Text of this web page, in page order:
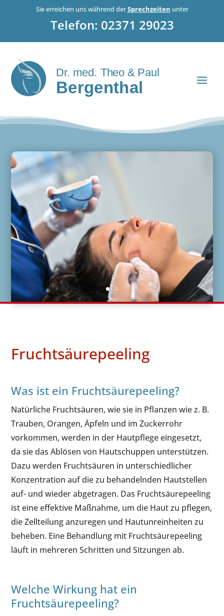
Sie erreichen uns während derSprechzeiten unter
Telefon: 02371 29023
Fruchtsäurepeeling
Was ist ein Fruchtsäurepeeling?
Natürliche Fruchtsäuren, wie sie in Pflanzen wie z. B.
Trauben, Orangen, Äpfeln und im Zuckerrohr
vorkommen, werden in der Hautpflege eingesetzt,
da sie das Ablösen von Hautschuppen unterstützen.
Dazu werden Fruchtsäuren in unterschiedlicher
Konzentration auf die zu behandelnden Hautstellen
auf- und wieder abgetragen. Das Fruchtsäurepeeling
ist eine effektive Maßnahme, um die Haut zu pflegen,
die Zellteilung anzuregen und Hautunreinheiten zu
beheben. Eine Behandlung mit Fruchtsäurepeeling
läuft in mehreren Schritten und Sitzungen ab.
Welche Wirkung hat ein
Fruchtsäurepeeling?